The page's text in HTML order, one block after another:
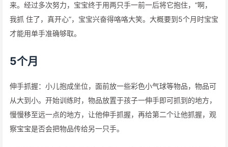
来。经过多次努力，宝宝终于用两只手一前一后将它抱住，“啊，
我抓 住了，真开心”，宝宝兴奋得咯咯大笑。大概要到5个月时宝宝
才能用单手准确够取。
5个月
伸手抓握：小儿抱成坐位，面前放一些彩色小气球等物品，物品可
从大到小。开始训练时，物品放置于孩子一伸手即可抓到的地方，
慢慢移至远一点的地方，让他伸手抓握，再给第二个让他抓握，观
察宝宝是否会把物品传给另一只手。